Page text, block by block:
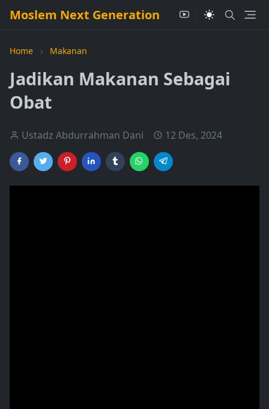
Moslem Next Generation
Home Makanan
Jadikan Makanan Sebagai
Obat
Ustadz Abdurrahman Dani 12 Des, 2024